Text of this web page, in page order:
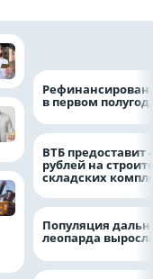
в первом
ВТБ предоставит
рублей на
складских
Популяция
леопарда